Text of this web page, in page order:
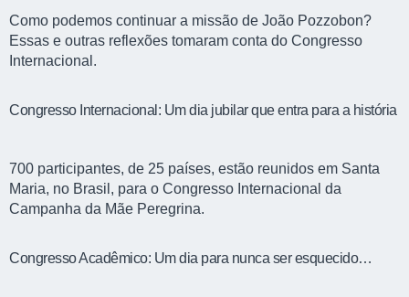
Como podemos continuar a missão de João Pozzobon?
Essas e outras reflexões tomaram conta do Congresso
Internacional.
Congresso Internacional: Um dia jubilar que entra para a história
700 participantes, de 25 países, estão reunidos em Santa
Maria, no Brasil, para o Congresso Internacional da
Campanha da Mãe Peregrina.
Congresso Acadêmico: Um dia para nunca ser esquecido…